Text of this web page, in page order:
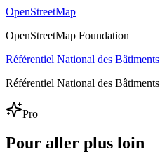
OpenStreetMap
OpenStreetMap Foundation
Référentiel National des Bâtiments
Référentiel National des Bâtiments
Pro
Pour aller plus loin